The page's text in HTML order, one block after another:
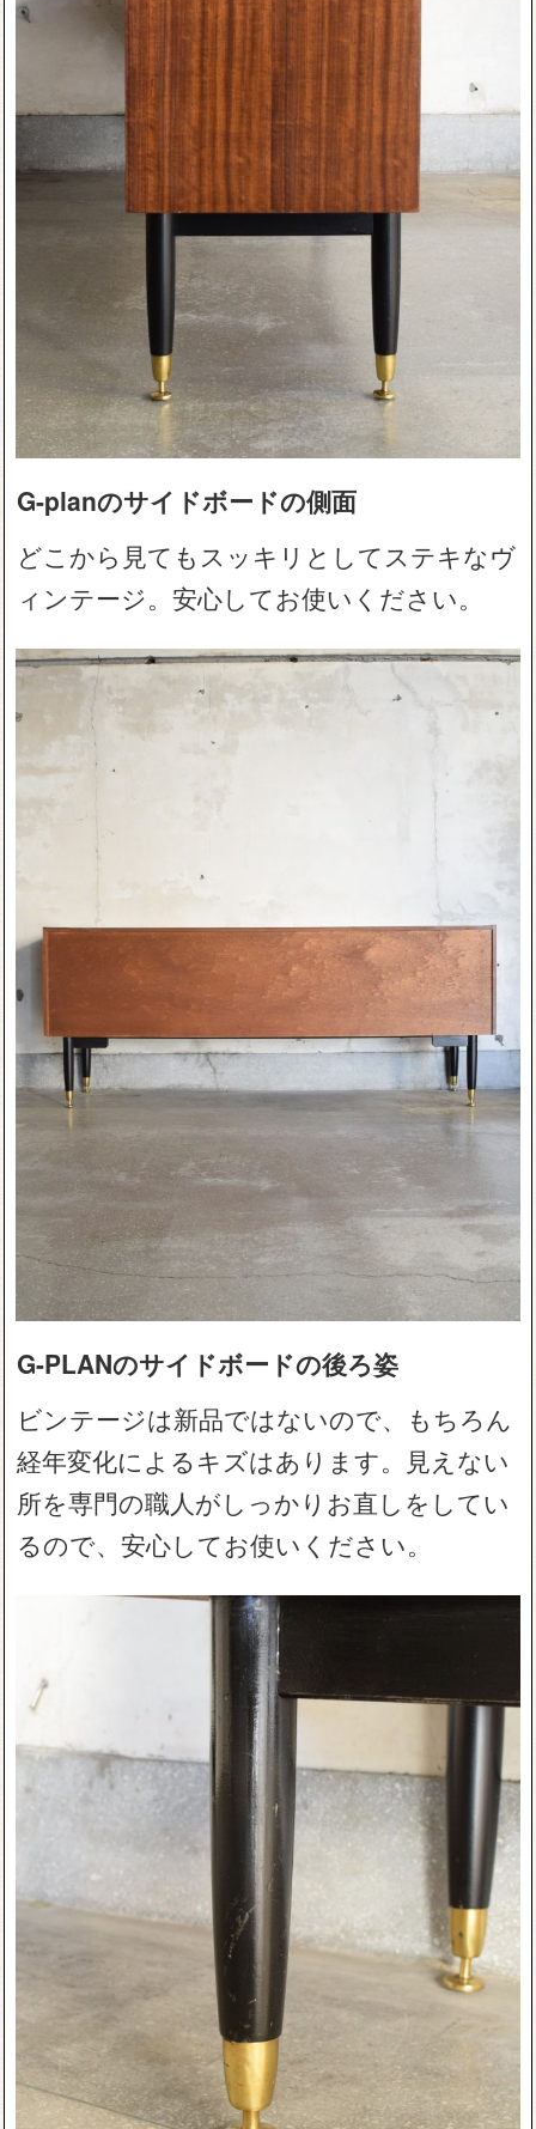
G-planのサイドボードの側面
どこから見てもスッキリとしてステキなヴ
ィンテージ。安心してお使いください。
G-PLANのサイドボードの後ろ姿
ビンテージは新品ではないので、もちろん
経年変化によるキズはあります。見えない
所を専門の職人がしっかりお直しをしてい
るので、安心してお使いください。